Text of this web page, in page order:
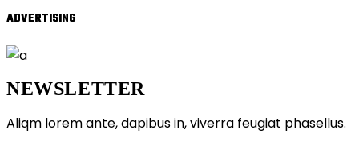
ADVERTISING
NEWSLETTER
Aliqm lorem ante, dapibus in, viverra feugiat phasellus.